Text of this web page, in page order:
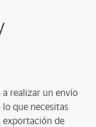
a realizar un envío
que necesitas
exportación de